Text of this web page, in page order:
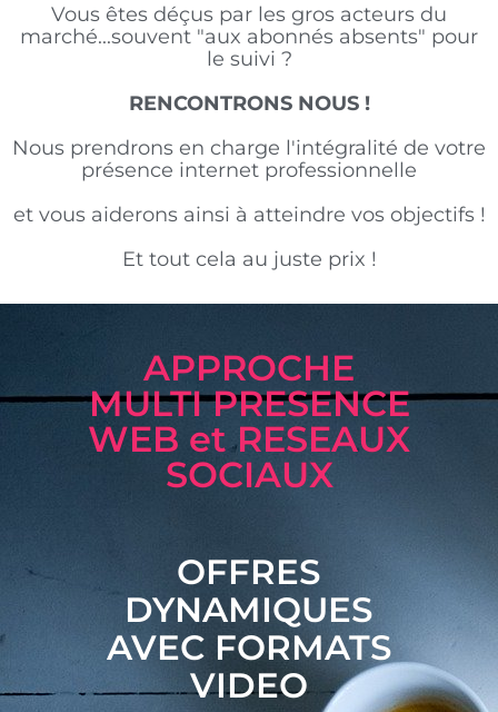
Vous êtes déçus par les gros acteurs du
marché...souvent "aux abonnés absents" pour
le suivi ?
RENCONTRONS NOUS !
Nous prendrons en charge l'intégralité de votre
présence internet professionnelle
et vous aiderons ainsi à atteindre vos objectifs !
Et tout cela au juste prix !
APPROCHE
MULTI PRESENCE
WEB et RESEAUX
SOCIAUX
OFFRES
DYNAMIQUES
AVEC FORMATS
VIDEO